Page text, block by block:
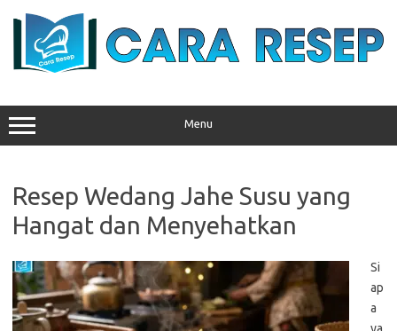
Menu
Resep Wedang Jahe Susu yang
Hangat dan Menyehatkan
Si
ap
a